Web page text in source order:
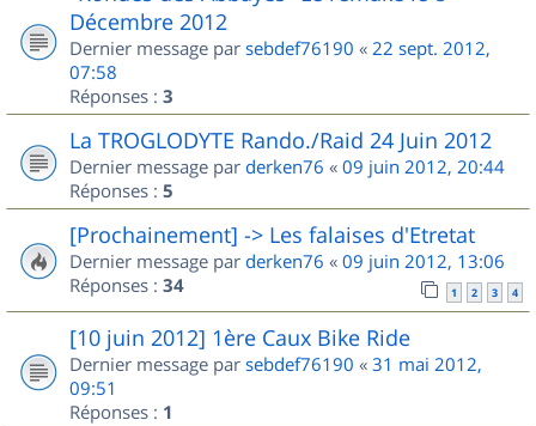
Décembre 2012
Dernier message par sebdef76190 « 22 sept. 2012,
07:58
Réponses : 3
La TROGLODYTE Rando./Raid 24 Juin 2012
Dernier message par derken76 « 09 juin 2012, 20:44
Réponses : 5
[Prochainement] -> Les falaises d'Etretat
Dernier message par derken76 « 09 juin 2012, 13:06
Réponses : 34 1 2 3 4
[10 juin 2012] 1ère Caux Bike Ride
Dernier message par sebdef76190 « 31 mai 2012,
09:51
Réponses : 1